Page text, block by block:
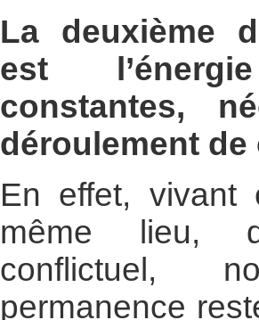
La deuxième
est
constantes,
déroulement
En effet, vivant
même lieu,
conflictuel,
permanence